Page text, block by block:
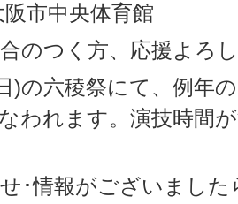
中央体育館
のつく方、応援よろ
)の六稜祭にて、例年
われます。演技時間
･情報がございまし